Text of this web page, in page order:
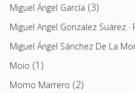
Miguel Ángel García (3)
Miguel Angel Gonzalez Suárez ·
Miguel Ángel Sánchez De La
Moio (1)
Momo Marrero (2)